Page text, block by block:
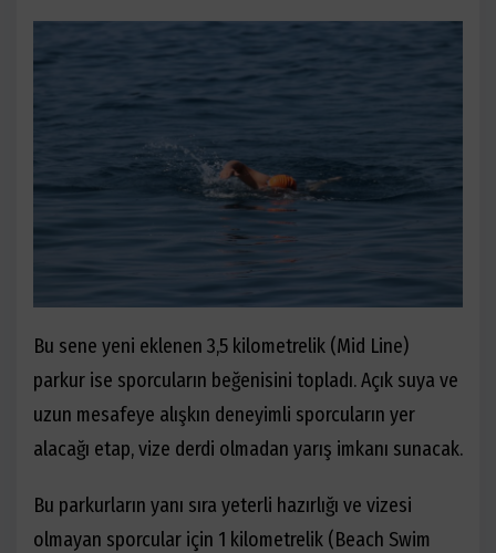
Bu sene yeni eklenen 3,5 kilometrelik (Mid Line)
parkur ise sporcuların beğenisini topladı. Açık suya ve
uzun mesafeye alışkın deneyimli sporcuların yer
alacağı etap, vize derdi olmadan yarış imkanı sunacak.
Bu parkurların yanı sıra yeterli hazırlığı ve vizesi
olmayan sporcular için 1 kilometrelik (Beach Swim